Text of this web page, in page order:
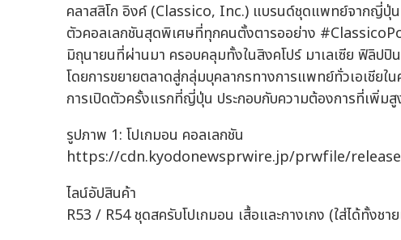
คลาสสิโก อิงค์ (Classico, Inc.) แบรนด์ชุดแพทย์จากญี่ปุ่น
ตัวคอลเลกชันสุดพิเศษที่ทุกคนตั้งตารออย่าง
มิถุนายนที่ผ่านมา ครอบคลุมทั้งในสิงคโปร์ มาเลเซีย ฟิลิป
โดยการขยายตลาดสู่กลุ่มบุคลากรทางการแพทย์ทั่วเอเชีย
การเปิดตัวครั้งแรกที่ญี่ปุ่น ประกอบกับความต้องการที่เพิ่มสู
รูปภาพ 1: โปเกมอน คอลเลกชัน
https://cdn.kyodonewsprwire.jp/prwfile/
ไลน์อัปสินค้า
R53 / R54 ชุดสครับโปเกมอน เสื้อและกางเกง (ใส่ได้ทั้งช